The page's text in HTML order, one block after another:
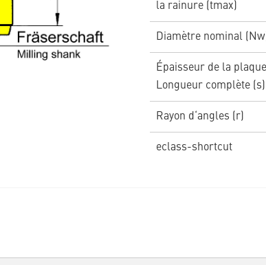
la rainure (tmax)
Diamètre nominal
Épaisseur de la
Longueur complète (s)
Rayon d‘angles (r)
eclass-shortcut